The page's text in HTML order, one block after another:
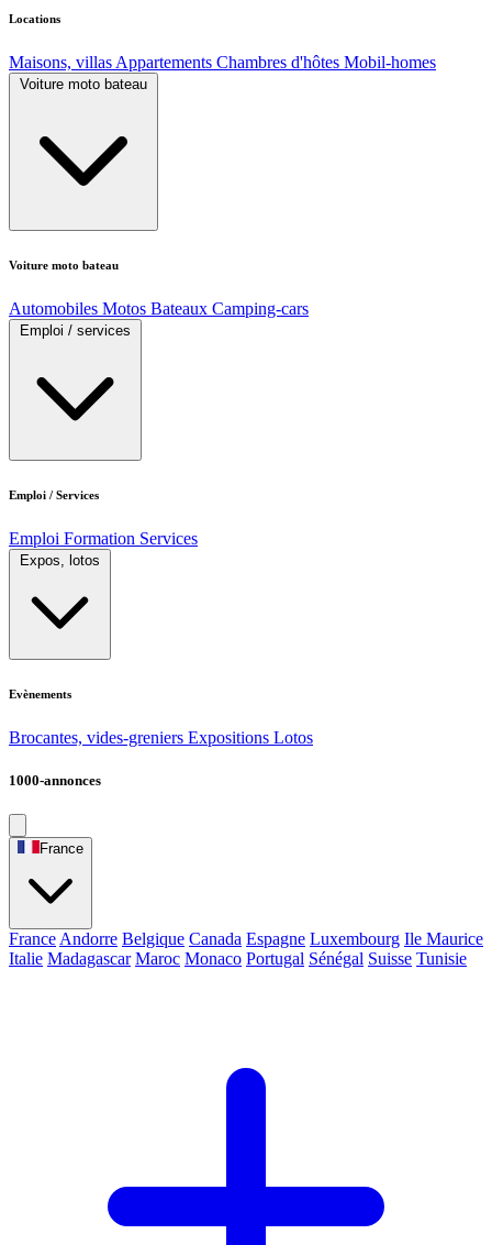
Locations
Maisons, villas Appartements Chambres d'hôtes Mobil-homes
Voiture moto bateau
Voiture moto bateau
Automobiles Motos Bateaux Camping-cars
Emploi / services
Emploi / Services
Emploi Formation Services
Expos, lotos
Evènements
Brocantes, vides-greniers Expositions Lotos
1000-annonces
France
France Andorre Belgique Canada Espagne Luxembourg Ile Maurice
Italie Madagascar Maroc Monaco Portugal Sénégal Suisse Tunisie